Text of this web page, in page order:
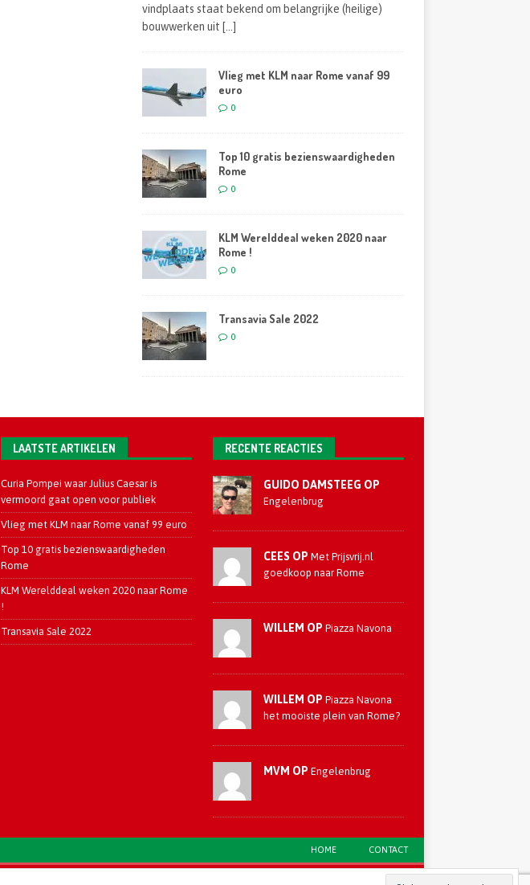
vindplaats staat bekend om belangrijke (heilige)
bouwwerken uit [...]
Vlieg met KLM naar Rome vanaf 99
euro
0
Top 10 gratis bezienswaardigheden
Rome
0
KLM Werelddeal weken 2020 naar
Rome !
0
Transavia Sale 2022
0
LAATSTE ARTIKELEN
Curia Pompei waar Julius Caesar is
vermoord gaat open voor publiek
Vlieg met KLM naar Rome vanaf 99 euro
Top 10 gratis bezienswaardigheden
Rome
KLM Werelddeal weken 2020 naar Rome
!
Transavia Sale 2022
RECENTE REACTIES
GUIDO DAMSTEEG OP
Engelenbrug
CEES OP Met Prijsvrij.nl
goedkoop naar Rome
WILLEM OP Piazza Navona
WILLEM OP Piazza Navona
het mooiste plein van Rome?
MVM OP Engelenbrug
HOME CONTACT